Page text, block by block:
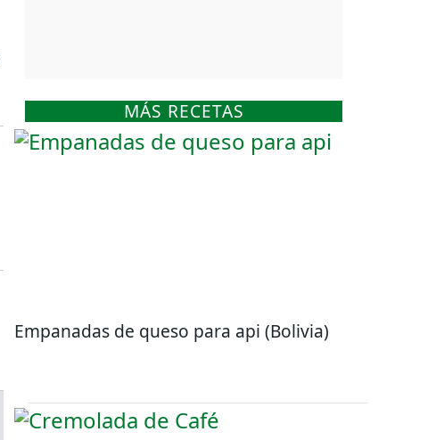
MÁS RECETAS
Empanadas de queso para api (Bolivia)